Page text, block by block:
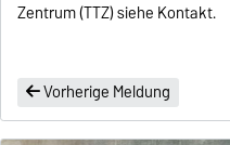
Zentrum (TTZ) siehe Kontakt.
Vorherige Meldung